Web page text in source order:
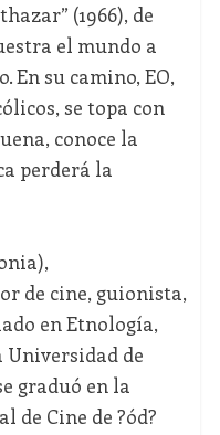
(1966), de
el mundo a
En su camino, EO,
se topa con
conoce la
perderá la
de cine, guionista,
en Etnología,
de
graduó en la
de Cine de ?ód?